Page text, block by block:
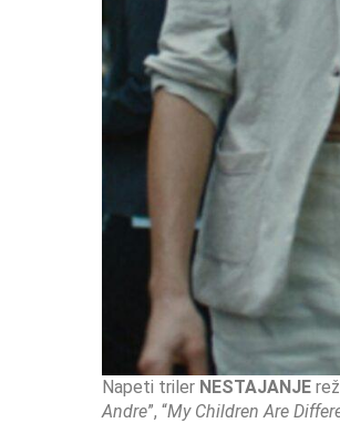
Napeti triler NESTAJANJE
Andre”, “My Children Are